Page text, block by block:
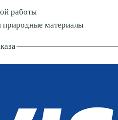
работы
природные материалы